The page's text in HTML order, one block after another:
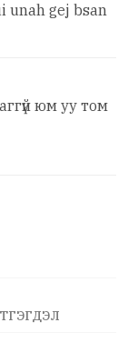
unah gej bsan
юм уу том